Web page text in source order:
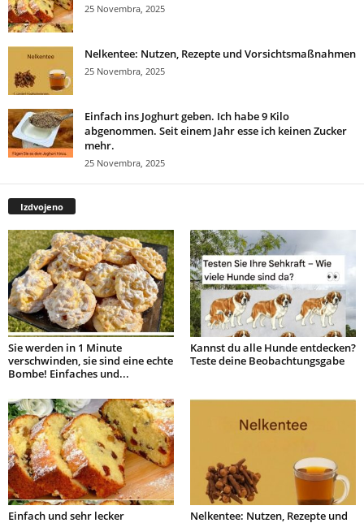
25 Novembra, 2025
Nelkentee: Nutzen, Rezepte und Vorsichtsmaßnahmen
25 Novembra, 2025
Einfach ins Joghurt geben. Ich habe 9 Kilo
abgenommen. Seit einem Jahr esse ich keinen Zucker
mehr.
25 Novembra, 2025
Izdvojeno
Sie werden in 1 Minute
verschwinden, sie sind eine echte
Bombe! Einfaches und...
Kannst du alle Hunde entdecken?
Teste deine Beobachtungsgabe
Einfach und sehr lecker
Nelkentee: Nutzen, Rezepte und